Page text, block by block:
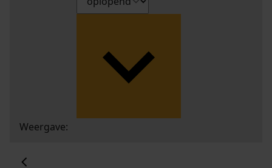
Weergave: